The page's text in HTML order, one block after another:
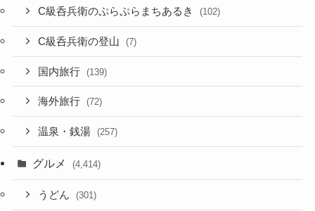
C級呑兵衛のぷらぷらまちあるき (102)
C級呑兵衛の登山 (7)
国内旅行 (139)
海外旅行 (72)
温泉・銭湯 (257)
グルメ (4,414)
うどん (301)